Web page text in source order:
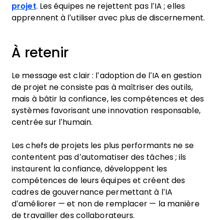
projet. Les équipes ne rejettent pas l’IA ; elles
apprennent à l’utiliser avec plus de discernement.
À retenir
Le message est clair : l’adoption de l’IA en gestion
de projet ne consiste pas à maîtriser des outils,
mais à bâtir la confiance, les compétences et des
systèmes favorisant une innovation responsable,
centrée sur l’humain.
Les chefs de projets les plus performants ne se
contentent pas d’automatiser des tâches ; ils
instaurent la confiance, développent les
compétences de leurs équipes et créent des
cadres de gouvernance permettant à l’IA
d’améliorer — et non de remplacer — la manière
de travailler des collaborateurs.